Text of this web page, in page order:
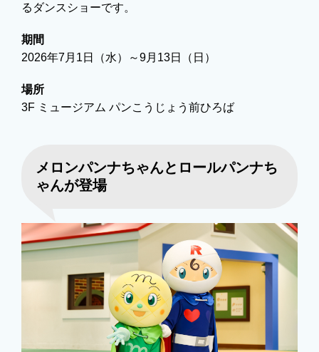
るダンスショーです。
期間
2026年7月1日（水）～9月13日（日）
場所
3F ミュージアム パンこうじょう前ひろば
メロンパンナちゃんとロールパンナち
ゃんが登場